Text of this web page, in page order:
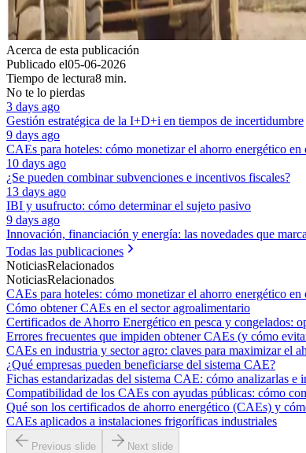
Acerca de esta publicación
Publicado el05-06-2026
Tiempo de lectura8 min.
No te lo pierdas
3 days ago
Gestión estratégica de la I+D+i en tiempos de incertidumbre
9 days ago
CAEs para hoteles: cómo monetizar el ahorro energético en
10 days ago
¿Se pueden combinar subvenciones e incentivos fiscales?
13 days ago
IBI y usufructo: cómo determinar el sujeto pasivo
9 days ago
Innovación, financiación y energía: las novedades que
Todas las publicaciones
NoticiasRelacionados
NoticiasRelacionados
CAEs para hoteles: cómo monetizar el ahorro energético en
Cómo obtener CAEs en el sector agroalimentario
Certificados de Ahorro Energético en pesca y congelados:
Errores frecuentes que impiden obtener CAEs (y cómo
CAEs en industria y sector agro: claves para maximizar el
¿Qué empresas pueden beneficiarse del sistema CAE?
Fichas estandarizadas del sistema CAE: cómo analizarlas e
Compatibilidad de los CAEs con ayudas públicas: cómo
Qué son los certificados de ahorro energético (CAEs) y
CAEs aplicados a instalaciones frigoríficas industriales
Previous slide Next slide